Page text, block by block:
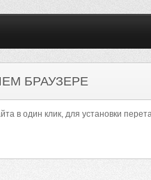
БРАУЗЕРЕ
в один клик, для установки